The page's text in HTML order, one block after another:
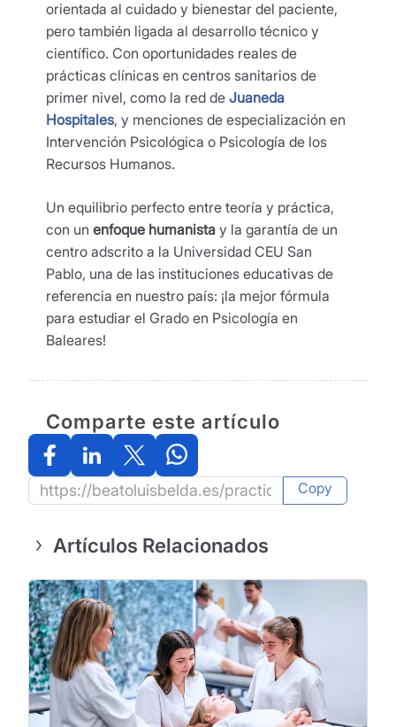
orientada al cuidado y bienestar del paciente,
pero también ligada al desarrollo técnico y
científico. Con oportunidades reales de
prácticas clínicas en centros sanitarios de
primer nivel, como la red de Juaneda
Hospitales, y menciones de especialización en
Intervención Psicológica o Psicología de los
Recursos Humanos.
Un equilibrio perfecto entre teoría y práctica,
con un enfoque humanista y la garantía de un
centro adscrito a la Universidad CEU San
Pablo, una de las instituciones educativas de
referencia en nuestro país: ¡la mejor fórmula
para estudiar el Grado en Psicología en
Baleares!
Comparte este artículo
Copy
Artículos Relacionados